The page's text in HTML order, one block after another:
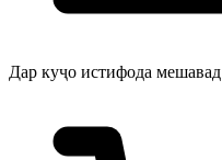
Дар куҷо истифода мешавад